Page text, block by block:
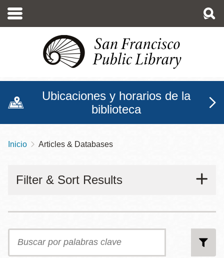
contenido
Ubicaciones y horarios de la
biblioteca
Sobrescribir
de
a
la
navegación
Inicio Articles & Databases
Filter & Sort Results
Buscar
palabras